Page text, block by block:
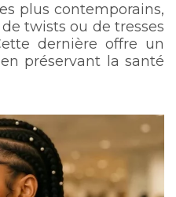
plus contemporains,
twists ou de tresses
dernière offre un
préservant la santé